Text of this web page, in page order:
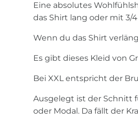
Eine absolutes
das Shirt lang oder mit 3/
Wenn du das Shirt
Es gibt dieses Kleid von
Bei XXL entspricht der
Ausgelegt ist der Schnitt
oder Modal. Da fällt der